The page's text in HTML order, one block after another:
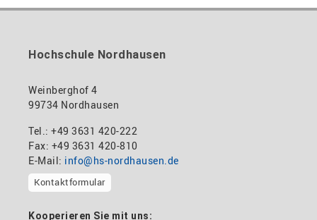
Hochschule Nordhausen
Weinberghof 4
99734 Nordhausen
Tel.: +49 3631 420-222
Fax: +49 3631 420-810
E-Mail: info@hs-nordhausen.de
Kontaktformular
Kooperieren Sie mit uns: